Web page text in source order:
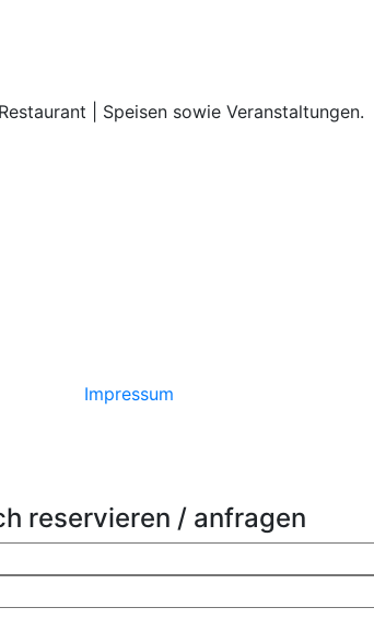
Die
| Speisen sowie Veranstaltungen.
Impressum
reservieren / anfragen